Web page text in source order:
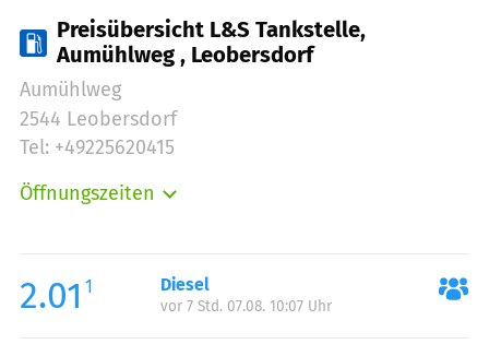
Preisübersicht L&S Tankstelle,
Aumühlweg , Leobersdorf
Aumühlweg
2544 Leobersdorf
Tel: +49225620415
Öffnungszeiten
Mittwoch:
06:00-22:00
Donnerstag:
2.01 1 Diesel
vor 7 Std. 07.08. 10:07 Uhr